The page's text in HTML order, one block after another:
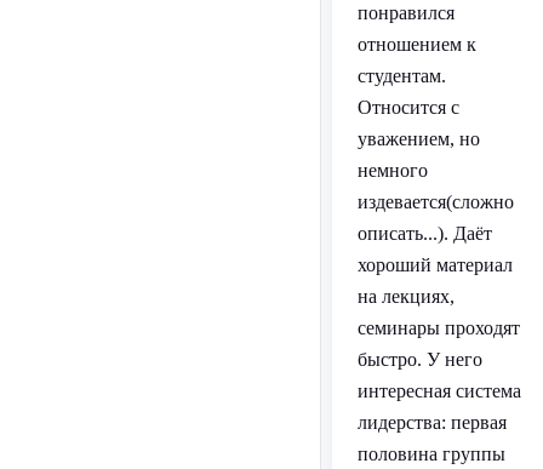
понравился
отношением к
студентам.
Относится с
уважением, но
немного
издевается(сложно
описать...). Даёт
хороший материал
на лекциях,
семинары проходят
быстро. У него
интересная система
лидерства: первая
половина группы